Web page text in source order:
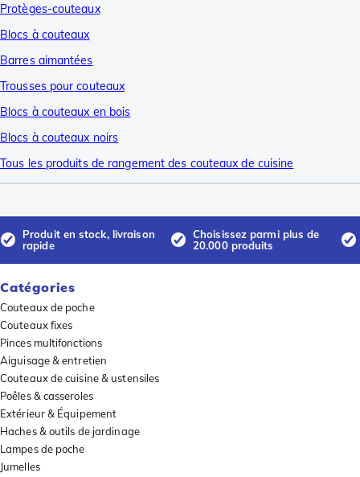
Protèges-couteaux
Blocs à couteaux
Barres aimantées
Trousses pour couteaux
Blocs à couteaux en bois
Blocs à couteaux noirs
Tous les produits de rangement des couteaux de cuisine
Produit en stock, livraison
rapide
Choisissez parmi plus de
20.000 produits
Catégories
Couteaux de poche
Couteaux fixes
Pinces multifonctions
Aiguisage & entretien
Couteaux de cuisine & ustensiles
Poêles & casseroles
Extérieur & Équipement
Haches & outils de jardinage
Lampes de poche
Jumelles